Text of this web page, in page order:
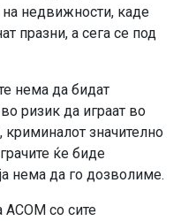
на недвижности, каде
празни, а сега се под
нема да бидат
ризик да играат во
значително
ќе биде
нема да го дозволиме.
АСОМ со сите